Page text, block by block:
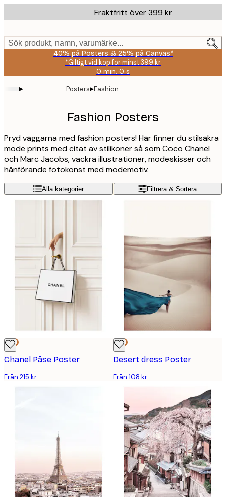
to
content.
Fraktfritt över 399 kr
Sök produkt, namn, varumärke...
40% på Posters & 25% på Canvas*
*Giltigt vid köp för minst 399 kr
0 min. 0 s
Giltig
och
2026-
08-
▸ Posters▸Fashion
Fashion Posters
Pryd väggarna med fashion posters! Här finner du stilsäkra
mode prints med citat av stilikoner så som Coco Chanel
och Marc Jacobs, vackra illustrationer, modeskisser och
hänförande fotokonst med modemotiv.
Alla kategorier Filtrera & Sortera
DEAL
Chanel Påse Poster
Från 215 kr
DEAL
Desert dress Poster
Från 108 kr